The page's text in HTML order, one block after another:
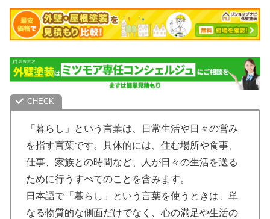
「暮らし」という言葉は、日常生活や日々の営み
を指す言葉です。具体的には、住む場所や食事、
仕事、家族との時間など、人が日々の生活を送る
ために行うすべてのことを含みます。
日本語で「暮らし」という言葉を使うときは、単
なる物質的な側面だけでなく、心の満足や生活の